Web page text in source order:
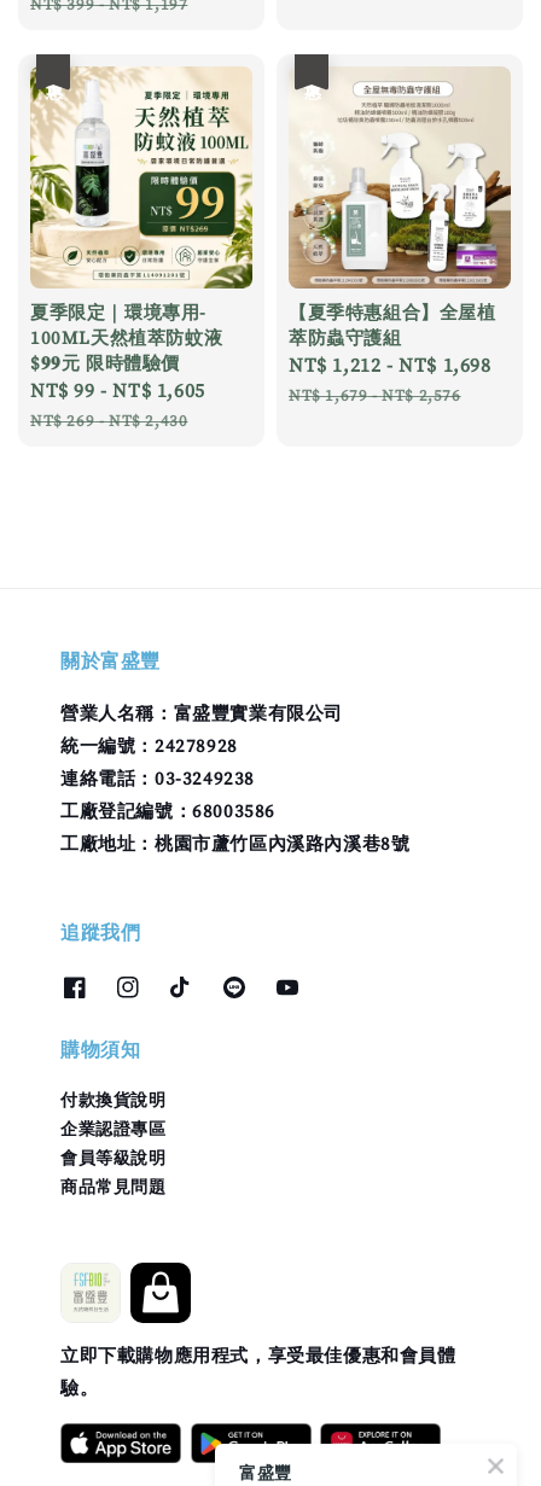
NT$ 399-NT$ 1,197
夏季限定｜環境專用-
100ML天然植萃防蚊液
$𝟗𝟗元 限時體驗價
Sale
price
NT$ 99 -NT$ 1,605
NT$ 269-NT$ 2,430
【夏季特惠組合】全屋植
萃防蟲守護組
Sale
price
NT$ 1,212 -NT$ 1,698
NT$ 1,679-NT$ 2,576
關於富盛豐
營業人名稱：富盛豐實業有限公司
統一編號：24278928
連絡電話：03-3249238
工廠登記編號：68003586
工廠地址：桃園市蘆竹區內溪路內溪巷8號
追蹤我們
購物須知
付款換貨說明
企業認證專區
會員等級說明
商品常見問題
立即下載購物應用程式，享受最佳優惠和會員體
驗。
富盛豐